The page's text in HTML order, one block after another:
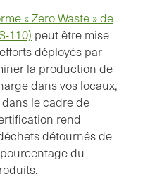
« Zero Waste » de
110) peut être mise
déployés par
la production de
dans vos locaux,
le cadre de
rend
détournés de
du